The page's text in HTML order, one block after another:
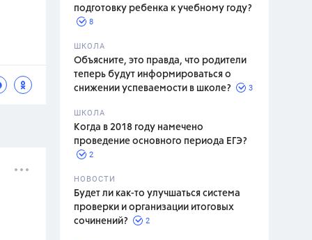
подготовку ребенка к учебному году?
8
ШКОЛА
Объясните, это правда, что родители
теперь будут информироваться о
снижении успеваемости в школе?
3
ШКОЛА
Когда в 2018 году намечено
проведение основного периода ЕГЭ?
2
НОВОСТИ
Будет ли как-то улучшаться система
проверки и организации итоговых
сочинений?
2